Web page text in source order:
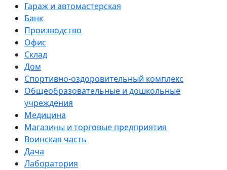
Гараж и автомастерская
Банк
Производство
Офис
Склад
Дом
Спортивно-оздоровительный комплекс
Общеобразовательные и дошкольные
учреждения
Медицина
Магазины и торговые предприятия
Воинская часть
Дача
Лаборатория